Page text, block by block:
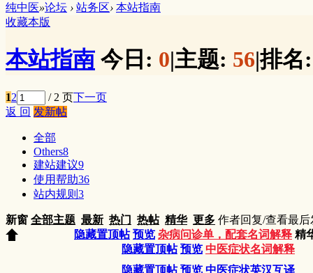
纯中医»论坛 › 站务区› 本站指南
收藏本版
本站指南 今日: 0|主题: 56|排
12 / 2 页下一页
返 回 发新帖
全部
Others8
建站建议9
使用帮助36
站内规则 3
新窗 全部主题 最新 热门 热帖 精华 更多 作者回复/查看最后
隐藏置顶帖 预览 杂病问诊单，配套名词解释 精
隐藏置顶帖 预览 中医症状名词解释
隐藏置顶帖 预览 中医症状英汉互译